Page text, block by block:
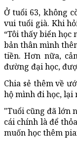
Ở tuổi 63, không
vui tuổi già. Khi
“Tôi thấy biển
bản thân mình
tiền. Hơn nữa,
đường đại học,
Chia sẻ thêm về
hộ mình đi học, lại
"Tuổi cũng đã lớn
cái chính là để
muốn học thêm